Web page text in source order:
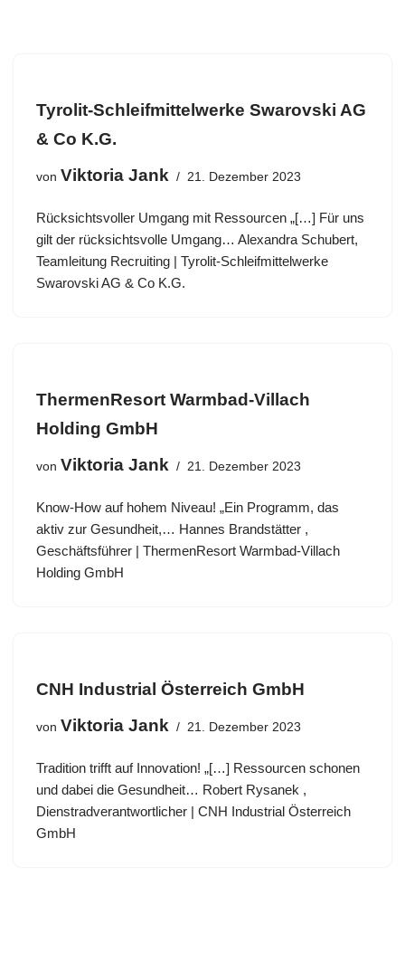
springen
Tyrolit-Schleifmittelwerke Swarovski AG
& Co K.G.
von Viktoria Jank 21. Dezember 2023
Rücksichtsvoller Umgang mit Ressourcen „[…] Für uns
gilt der rücksichtsvolle Umgang… Alexandra Schubert,
Teamleitung Recruiting | Tyrolit-Schleifmittelwerke
Swarovski AG & Co K.G.
ThermenResort Warmbad-Villach
Holding GmbH
von Viktoria Jank 21. Dezember 2023
Know-How auf hohem Niveau! „Ein Programm, das
aktiv zur Gesundheit,… Hannes Brandstätter ,
Geschäftsführer | ThermenResort Warmbad-Villach
Holding GmbH
CNH Industrial Österreich GmbH
von Viktoria Jank 21. Dezember 2023
Tradition trifft auf Innovation! „[…] Ressourcen schonen
und dabei die Gesundheit… Robert Rysanek ,
Dienstradverantwortlicher | CNH Industrial Österreich
GmbH